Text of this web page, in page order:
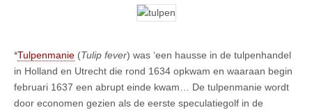
*Tulpenmanie (Tulip fever) was ‘een hausse in de tulpenhandel
in Holland en Utrecht die rond 1634 opkwam en waaraan begin
februari 1637 een abrupt einde kwam… De tulpenmanie wordt
door economen gezien als de eerste speculatiegolf in de